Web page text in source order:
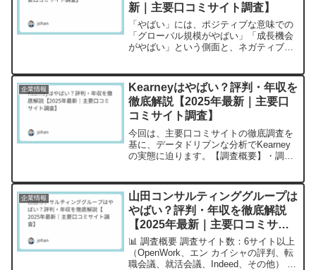
新｜主要口コミサイト調査】
「やばい」には、ポジティブな意味での
「グローバル規模がやばい」「成長機会
がやばい」という側面と、ネガティブな
のところ、Capgemini Inventはどちらの
「やばい...
企業情報
Kearneyはやばい？評判・年収を
徹底解説【2025年最新｜主要口
コミサイト調査】
今回は、主要口コミサイトの徹底調査を
基に、データドリブンな分析でKearney
の実態に迫ります。【調査概要】・調査
Indeed、Googleマップ）・総口コミ件...
企業情報
山田コンサルティンググループは
やばい？評判・年収を徹底解説
【2025年最新｜主要口コミサイ
ト調査】
📊 調査概要 調査サイト数：6サイト以上
（OpenWork、エン カイシャの評判、転
職会議、就活会議、Indeed、その他） 総